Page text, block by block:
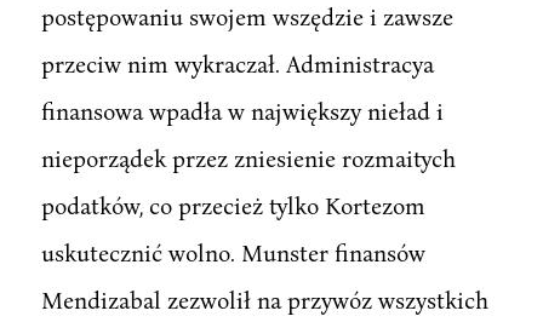
postępowaniu swojem wszędzie i zawsze
przeciw nim wykraczał. Administracya
finansowa wpadła w największy nieład i
nieporządek przez zniesienie rozmaitych
podatków, co przecież tylko Kortezom
uskutecznić wolno. Munster finansów
Mendizabal zezwolił na przywóz wszystkich